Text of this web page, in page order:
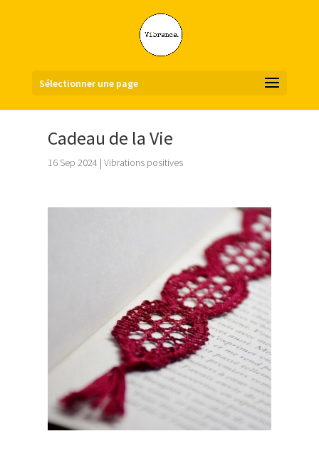
Sélectionner une page
Cadeau de la Vie
16 Sep 2024 |Vibrations positives